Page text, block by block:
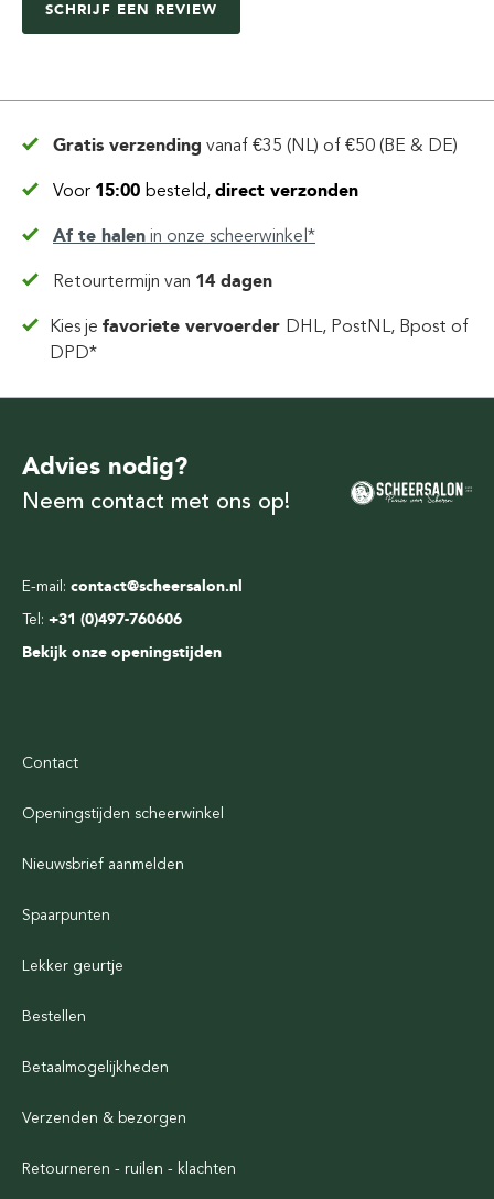
SCHRIJF EEN REVIEW
Gratis verzending vanaf €35 (NL) of €50 (BE & DE)
Voor 15:00 besteld, direct verzonden
Af te halen in onze scheerwinkel*
Retourtermijn van 14 dagen
Kies jefavoriete vervoerder DHL, PostNL, Bpost of
DPD*
E-mail: contact@scheersalon.nl
Tel: +31 (0)497-760606
Bekijk onze openingstijden
Advies nodig?
Neem contact met ons op!
Contact
Openingstijden scheerwinkel
Nieuwsbrief aanmelden
Spaarpunten
Lekker geurtje
Bestellen
Betaalmogelijkheden
Verzenden & bezorgen
Retourneren - ruilen - klachten